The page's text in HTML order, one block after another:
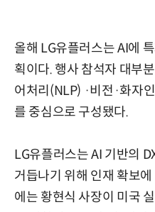
올해 LG유플러스는 AI에
획이다. 행사 참석자 대부
어처리(NLP) ·비전·화자
를 중심으로 구성됐다.
LG유플러스는 AI 기반의
거듭나기 위해 인재 확보
에는 황현식 사장이 미국